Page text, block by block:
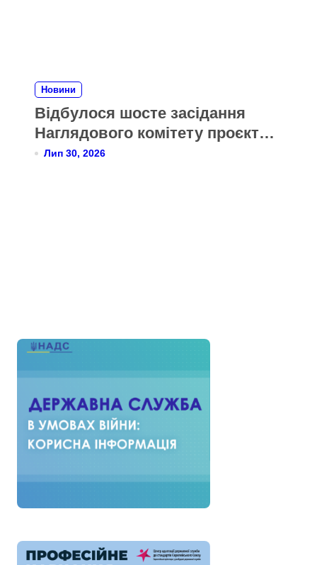
Новини
Відбулося шосте засідання
Наглядового комітету проєкту
Twinning для Міністерства
Лип 30, 2026